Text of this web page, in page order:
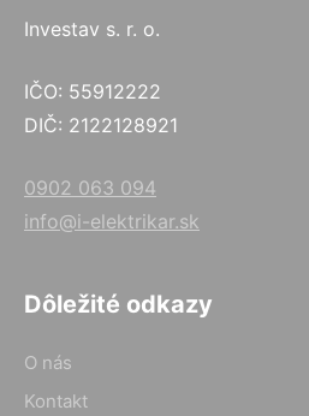
Investav s. r. o.
IČO: 55912222
DIČ: 2122128921
0902 063 094
info@i-elektrikar.sk
Dôležité odkazy
O nás
Kontakt